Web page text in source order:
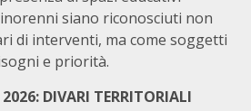
siano riconosciuti non
di interventi, ma come soggetti
e priorità.
DIVARI TERRITORIALI